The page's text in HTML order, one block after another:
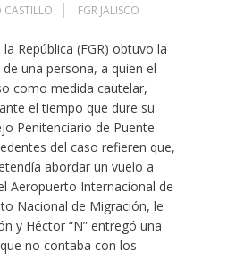
CASTILLO FGR JALISCO
República (FGR) obtuvo la
una persona, a quien el
como medida cautelar,
el tiempo que dure su
Penitenciario de Puente
del caso refieren que,
abordar un vuelo a
Aeropuerto Internacional de
Nacional de Migración, le
y Héctor “N” entregó una
no contaba con los